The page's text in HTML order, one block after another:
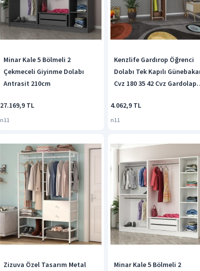
Minar Kale 5 Bölmeli 2
Çekmeceli Giyinme Dolabı
Antrasit 210cm
27.169,9 TL
n11
Kenzlife Gardırop Öğrenci
Dolabı Tek Kapılı
Cvz 180 35 42 Cvz Gardolap
4.062,9 TL
n11
Zizuva Özel Tasarım Metal
Minar Kale 5 Bölmeli 2